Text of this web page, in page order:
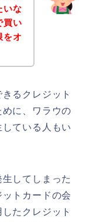
いな
買い
をオ
るクレジット
に、ワラウの
ている人もい
してしまった
トカードの会
たクレジット